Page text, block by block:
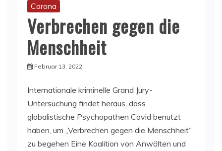
Corona
Verbrechen gegen die
Menschheit
Februar 13, 2022
Internationale kriminelle Grand Jury-
Untersuchung findet heraus, dass
globalistische Psychopathen Covid benutzt
haben, um „Verbrechen gegen die Menschheit“
zu begehen Eine Koalition von Anwälten und